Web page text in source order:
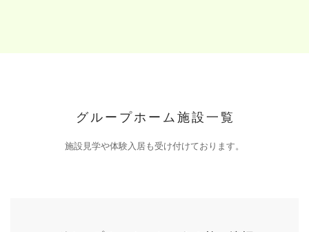
グループホーム施設一覧
施設見学や体験入居も受け付けております。